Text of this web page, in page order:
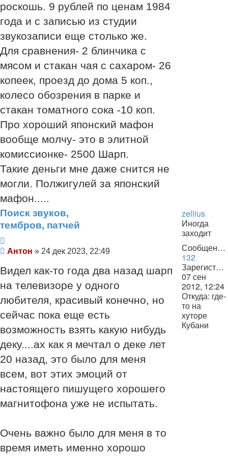
роскошь. 9 рублей по ценам 1984
года и с записью из студии
звукозаписи еще столько же.
Для сравнения- 2 блинчика с
мясом и стакан чая с сахаром- 26
копеек, проезд до дома 5 коп.,
колесо обозрения в парке и
стакан томатного сока -10 коп.
Про хороший японский мафон
вообще молчу- это в элитной
комиссионке- 2500 Шарп.
Такие деньги мне даже снится не
могли. Полжигулей за японский
мафон.....
Поиск звуков,
тембров, патчей
Сообщение
Антон » 24 дек 2023, 22:49
Видел как-то года два назад шарп
на телевизоре у одного
любителя, красивый конечно, но
сейчас пока еще есть
возможность взять какую нибудь
деку....ах как я мечтал о деке лет
20 назад, это было для меня
всем, вот этих эмоций от
настоящего пишущего хорошего
магнитофона уже не испытать.
Очень важно было для меня в то
время иметь именно хорошо
zellius
Иногда
заходит
Сообщения:
132
Зарегистрирован:
07 сен
2012, 12:24
Откуда: где-
то на
хуторе
Кубани